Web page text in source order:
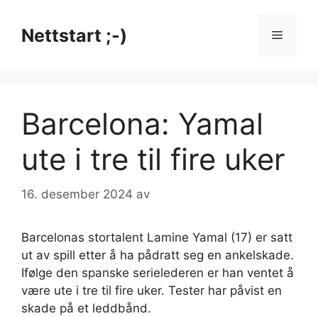
innholdNettstart ;-) Meny
Barcelona: Yamal
ute i tre til fire uker
16. desember 2024 av
Barcelonas stortalent Lamine Yamal (17) er satt
ut av spill etter å ha pådratt seg en ankelskade.
Ifølge den spanske serielederen er han ventet å
være ute i tre til fire uker. Tester har påvist en
skade på et leddbånd.